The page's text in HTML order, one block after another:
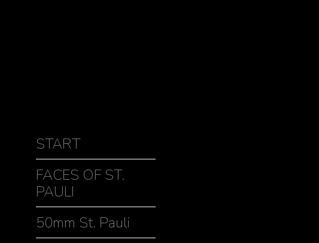
START
FACES OF ST.
PAULI
50mm St. Pauli